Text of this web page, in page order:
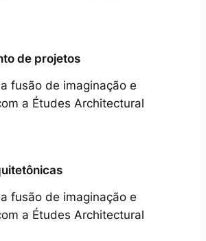
de projetos
fusão de imaginação e
a Études Architectural
fusão de imaginação e
a Études Architectural